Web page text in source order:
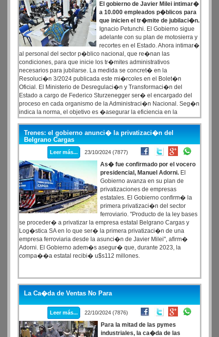
El gobierno de Javier Milei intimar�
a 10.000 empleados p�blicos para
que inicien el tr�mite de jubilaci�n.
Ignacio Petunchi. El Gobierno sigue
adelante con su plan de motosierra y
recortes en el Estado. Ahora intimar�
al personal del sector p�blico nacional, que re�nan las
condiciones, para que inicie los tr�mites administrativos
necesarios para jubilarse. La medida se concret� en la
Resoluci�n 3/2024 publicada este mi�rcoles en el Bolet�n
Oficial. El Ministerio de Desregulaci�n y Transformaci�n del
Estado a cargo de Federico Sturzenegger ser� el encargado del
proceso en cada organismo de la Administraci�n Nacional. Seg�n
indica la norma, el objetivo es �asegurar la eficiencia en la
gesti�n de los recursos humanos� en ese �mbito.
Trenes: el gobierno anunci� la privatizaci�n del
Belgrano Cargas
Leer más... 23/10/2024 (7877)
As� fue confirmado por el vocero
presidencial, Manuel Adorni. El
Gobierno avanza en su plan de
privatizaciones de empresas
estatales. El Gobierno confirm� la
primera privatizaci�n del sector
ferroviario. "Producto de la ley bases
se proceder� a privatizar la empresa estatal Belgrano Cargas y
Log�stica SA en lo que ser� la primera privatizaci�n de una
empresa ferroviaria desde la asunci�n de Javier Milei", afirm�
Adorni. El Gobierno adem�s asegur� que, durante 2023, la
compa��a estatal recibi� u$s112 millones.
La Ca�da de Ventas No Para
Leer más... 22/10/2024 (7876)
Para la mitad de las pymes
industriales, la ca�da de las